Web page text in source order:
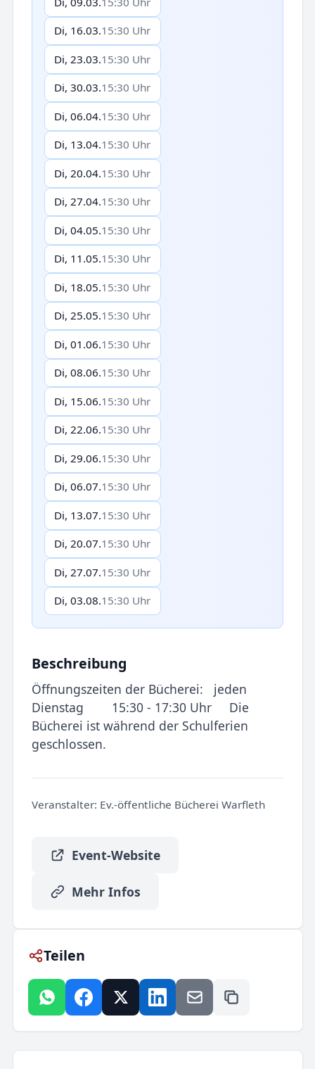
Di, 16.03.15:30 Uhr
Di, 23.03.15:30 Uhr
Di, 30.03.15:30 Uhr
Di, 06.04.15:30 Uhr
Di, 13.04.15:30 Uhr
Di, 20.04.15:30 Uhr
Di, 27.04.15:30 Uhr
Di, 04.05.15:30 Uhr
Di, 11.05.15:30 Uhr
Di, 18.05.15:30 Uhr
Di, 25.05.15:30 Uhr
Di, 01.06.15:30 Uhr
Di, 08.06.15:30 Uhr
Di, 15.06.15:30 Uhr
Di, 22.06.15:30 Uhr
Di, 29.06.15:30 Uhr
Di, 06.07.15:30 Uhr
Di, 13.07.15:30 Uhr
Di, 20.07.15:30 Uhr
Di, 27.07.15:30 Uhr
Di, 03.08.15:30 Uhr
Beschreibung
Öffnungszeiten der Bücherei: jeden
Dienstag 15:30 - 17:30 Uhr Die
Bücherei ist während der Schulferien
geschlossen.
Veranstalter: Ev.-öffentliche Bücherei Warfleth
Event-Website
Mehr Infos
Teilen